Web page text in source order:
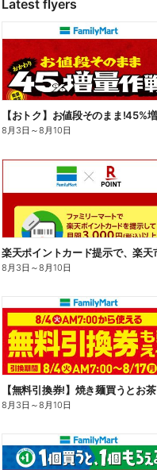
Latest flyers
8月3日 ～8月10日
8月3日 ～8月10日
8月3日 ～8月10日